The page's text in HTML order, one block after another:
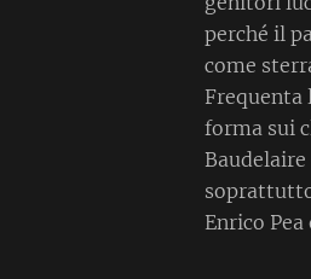
perché il
come
Frequenta
forma sui
Enrico